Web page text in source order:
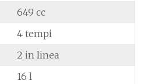
649 cc
4 tempi
2 in linea
16 l